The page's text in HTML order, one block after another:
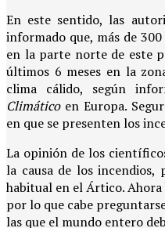
En este sentido, las
informado que, más de
en la parte norte de este
últimos 6 meses en la
clima cálido, según
Climáticoen Europa.
en que se presenten los
La opinión de los
la causa de los incendios,
habitual en el Ártico. Ahora
por lo que cabe
las que el mundo entero